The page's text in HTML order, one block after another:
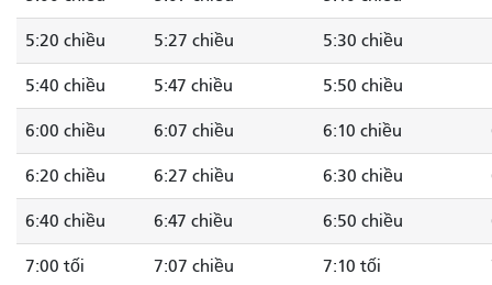
5:20 chiều 5:27 chiều 5:30 chiều
5:40 chiều 5:47 chiều 5:50 chiều
6:00 chiều 6:07 chiều 6:10 chiều
6:20 chiều 6:27 chiều 6:30 chiều
6:40 chiều 6:47 chiều 6:50 chiều
7:00 tối 7:07 chiều 7:10 tối